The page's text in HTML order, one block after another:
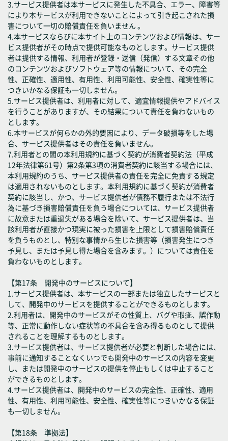
3.サービス提供者は本サービスに発生した不具合、エラー、障害等
により本サービスが利用できないことによって引き起こされた損
害について一切の賠償責任を負いません 。
4.本サービスならびに本サイト上のコンテンツおよび情報は、サー
ビス提供者がその時点で提供可能なものとします。サービス提供
者は提供する情報、利用者が登録・送信（発信）する文章その他
のコンテンツおよびソフトウェア等の情報について、その完全
性、正確性、適用性、有用性、利用可能性、安全性、確実性等に
つきいかなる保証も一切しません。
5.サービス提供者は、利用者に対して、適宜情報提供やアドバイス
を行うことがありますが、その結果について責任を負わないもの
とします。
6.本サービスが何らかの外的要因により、データ破損等をした場
合、サービス提供者はその責任を負いません。
7.利用者との間の本利用規約に基づく契約が消費者契約法（平成
12年法律第61号）第2条第3項の消費者契約に該当する場合には、
本利用規約のうち、サービス提供者の責任を完全に免責する規定
は適用されないものとします。本利用規約に基づく契約が消費者
契約に該当し、かつ、サービス提供者が債務不履行または不法行
為に基づき損害賠償責任を負う場合については、サービス提供者
に故意または重過失がある場合を除いて、サービス提供者は、当
該利用者が直接かつ現実に被った損害を上限として損害賠償責任
を負うものとし、特別な事情から生じた損害等（損害発生につき
予見し、または予見し得た場合を含みます。）については責任を
負わないものとします。
【第17条 開発中のサービスについて】
1.サービス提供者は、本サービスの一部または独立したサービスと
して、開発中のサービスを提供することができるものとします。
2.利用者は、開発中のサービスがその性質上、バグや瑕疵、誤作動
等、正常に動作しない症状等の不具合を含み得るものとして提供
されることを理解するものとします。
3.サービス提供者は、サービス提供者が必要と判断した場合には、
事前に通知することなくいつでも開発中のサービスの内容を変更
し、または開発中のサービスの提供を停止もしくは中止すること
ができるものとします。
4.サービス提供者は、開発中のサービスの完全性、正確性、適用
性、有用性、利用可能性、安全性、確実性等につきいかなる保証
も一切しません。
【第18条 準拠法】